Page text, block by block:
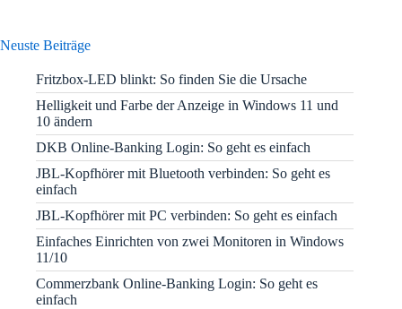
Neuste Beiträge
Fritzbox-LED blinkt: So finden Sie die Ursache
Helligkeit und Farbe der Anzeige in Windows 11 und
10 ändern
DKB Online-Banking Login: So geht es einfach
JBL-Kopfhörer mit Bluetooth verbinden: So geht es
einfach
JBL-Kopfhörer mit PC verbinden: So geht es einfach
Einfaches Einrichten von zwei Monitoren in Windows
11/10
Commerzbank Online-Banking Login: So geht es
einfach